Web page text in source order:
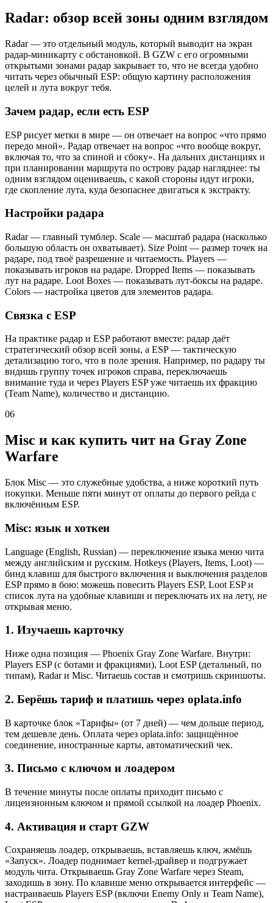
Radar: обзор всей зоны одним взглядом
Radar — это отдельный модуль, который выводит на экран
радар-миникарту с обстановкой. В GZW с его огромными
открытыми зонами радар закрывает то, что не всегда удобно
читать через обычный ESP: общую картину расположения
целей и лута вокруг тебя.
Зачем радар, если есть ESP
ESP рисует метки в мире — он отвечает на вопрос «что прямо
передо мной». Радар отвечает на вопрос «что вообще вокруг,
включая то, что за спиной и сбоку». На дальних дистанциях и
при планировании маршрута по острову радар нагляднее: ты
одним взглядом оцениваешь, с какой стороны идут игроки,
где скопление лута, куда безопаснее двигаться к экстракту.
Настройки радара
Radar — главный тумблер. Scale — масштаб радара (насколько
большую область он охватывает). Size Point — размер точек на
радаре, под твоё разрешение и читаемость. Players —
показывать игроков на радаре. Dropped Items — показывать
лут на радаре. Loot Boxes — показывать лут-боксы на радаре.
Colors — настройка цветов для элементов радара.
Связка с ESP
На практике радар и ESP работают вместе: радар даёт
стратегический обзор всей зоны, а ESP — тактическую
детализацию того, что в поле зрения. Например, по радару ты
видишь группу точек игроков справа, переключаешь
внимание туда и через Players ESP уже читаешь их фракцию
(Team Name), количество и дистанцию.
06
Misc и как купить чит на Gray Zone
Warfare
Блок Misc — это служебные удобства, а ниже короткий путь
покупки. Меньше пяти минут от оплаты до первого рейда с
включённым ESP.
Misc: язык и хоткеи
Language (English, Russian) — переключение языка меню чита
между английским и русским. Hotkeys (Players, Items, Loot) —
бинд клавиш для быстрого включения и выключения разделов
ESP прямо в бою: можешь повесить Players ESP, Loot ESP и
список лута на удобные клавиши и переключать их на лету, не
открывая меню.
1. Изучаешь карточку
Ниже одна позиция — Phoenix Gray Zone Warfare. Внутри:
Players ESP (с ботами и фракциями), Loot ESP (детальный, по
типам), Radar и Misc. Читаешь состав и смотришь скриншоты.
2. Берёшь тариф и платишь через oplata.info
В карточке блок «Тарифы» (от 7 дней) — чем дольше период,
тем дешевле день. Оплата через oplata.info: защищённое
соединение, иностранные карты, автоматический чек.
3. Письмо с ключом и лоадером
В течение минуты после оплаты приходит письмо с
лицензионным ключом и прямой ссылкой на лоадер Phoenix.
4. Активация и старт GZW
Сохраняешь лоадер, открываешь, вставляешь ключ, жмёшь
«Запуск». Лоадер поднимает kernel-драйвер и подгружает
модуль чита. Открываешь Gray Zone Warfare через Steam,
заходишь в зону. По клавише меню открывается интерфейс —
настраиваешь Players ESP (включи Enemy Only и Team Name),